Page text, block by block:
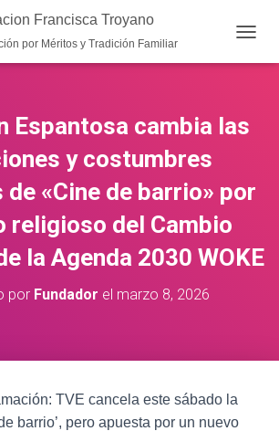
Francisca Troyano
por Méritos y Tradición Familiar
Espantosa cambia las
y costumbres
de «Cine de barrio» por
religioso del Cambio
la Agenda 2030 WOKE
por Fundador el marzo 8, 2026
TVE cancela este sábado la
barrio’, pero apuesta por un nuevo